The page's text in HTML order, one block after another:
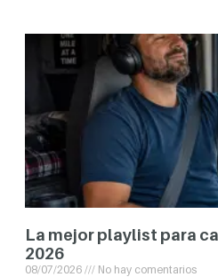
La mejor playlist para
2026
08/07/2026 No hay comentarios